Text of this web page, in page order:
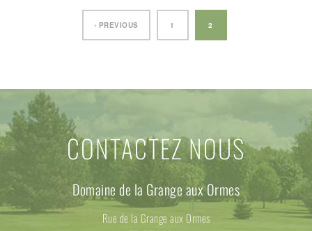
‹ PREVIOUS 1 2
CONTACTEZ NOUS
Domaine de la Grange aux Ormes
Rue de la Grange aux Ormes